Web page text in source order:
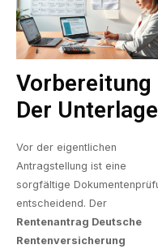
Vorbereitung
Der
Vor der eigentlichen
Antragstellung ist eine
sorgfältige
entscheidend. Der
Rentenantrag Deutsche
Rentenversicherung